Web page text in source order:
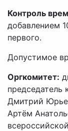
Контроль
добавлением
первого.
Допустимое
Оргкомитет:
председатель
Дмитрий
Артём